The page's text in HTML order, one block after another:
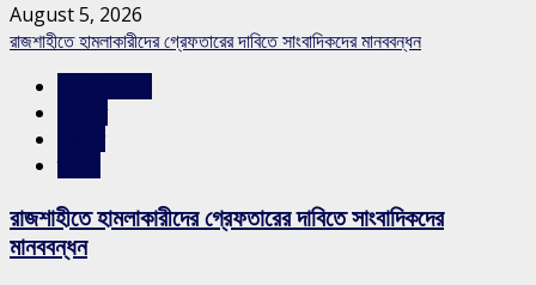
August 5, 2026
রাজশাহীতে হামলাকারীদের গ্রেফতারের দাবিতে সাংবাদিকদের মানববন্ধন
রাজশাহীতে হামলাকারীদের গ্রেফতারের দাবিতে সাংবাদিকদের
মানববন্ধন